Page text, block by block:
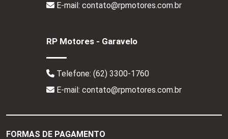
E-mail: contato@rpmotores.com.br
RP Motores - Garavelo
Telefone: (62) 3300-1760
E-mail: contato@rpmotores.com.br
FORMAS DE PAGAMENTO